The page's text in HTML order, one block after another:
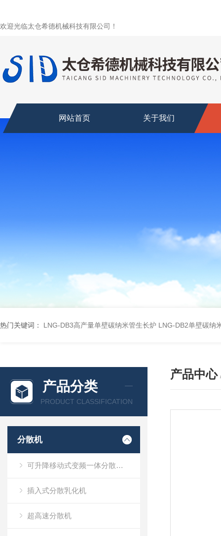
欢迎光临太仓希德机械科技有限公司！
网站首页 关于我们
热门关键词： LNG-DB3高产量单壁碳纳米管生长炉 LNG-DB2单壁碳纳
产品分类
PRODUCT CLASSIFICATION
分散机
可升降移动式变频一体分散乳化机
插入式分散乳化机
超高速分散机
产品中心